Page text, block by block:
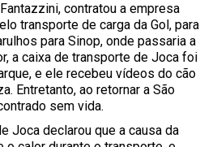
contratou a empresa
transporte de carga da Gol, para
para Sinop, onde passaria a
a caixa de transporte de Joca foi
e ele recebeu vídeos do cão
Entretanto, ao retornar a São
sem vida.
Joca declarou que a causa da